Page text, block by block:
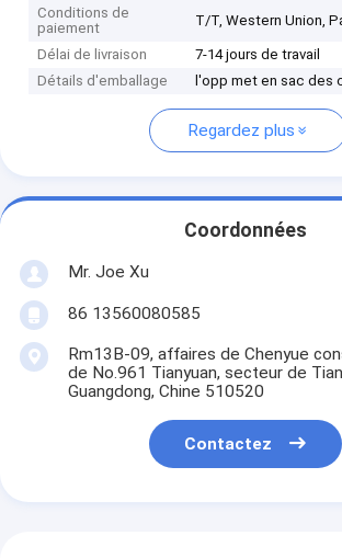
Conditions de
paiement
T/T, Western Union,
Délai de livraison
7-14 jours de travail
Détails d'emballage
l'opp met en sac des
Regardez plus
Coordonnées
Mr. Joe Xu
86 13560080585
Rm13B-09, affaires de Chenyue
de No.961 Tianyuan, secteur de
Guangdong, Chine 510520
Contactez